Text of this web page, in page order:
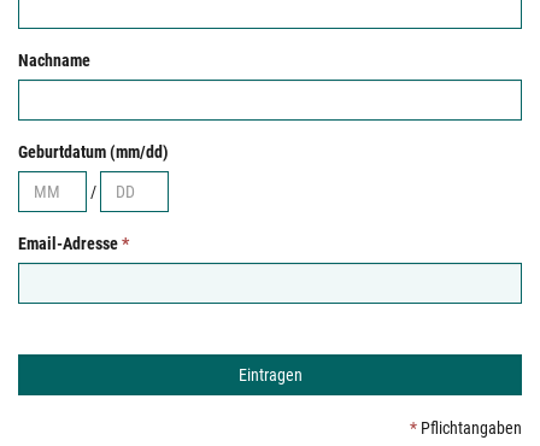
Nachname
Geburtdatum (mm/dd)
/
Email-Adresse*
* Pflichtangaben